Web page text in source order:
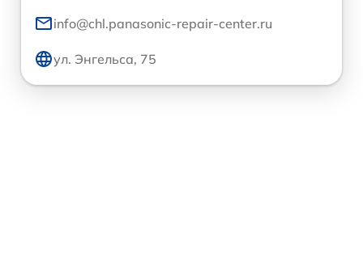
info@chl.panasonic-repair-center.ru
ул. Энгельса, 75